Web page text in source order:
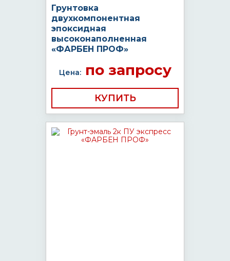
Грунтовка
двухкомпонентная
эпоксидная
высоконаполненная
«ФАРБЕН ПРОФ»
Цена:по запросу
КУПИТЬ